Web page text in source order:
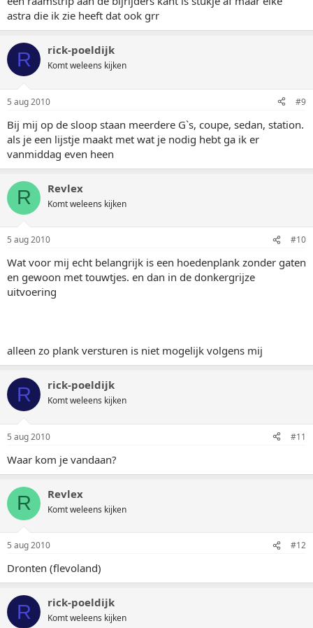
astra die ik zie heeft dat ook grr
R rick-poeldijk
Komt weleens kijken
5 aug 2010 #9
Bij mij op de sloop staan meerdere G`s, coupe, sedan, station.
als je een lijstje maakt met wat je nodig hebt ga ik er
vanmiddag even heen
R Revlex
Komt weleens kijken
5 aug 2010 #10
Wat voor mij echt belangrijk is een hoedenplank zonder gaten
en gewoon met touwtjes. en dan in de donkergrijze
uitvoering
alleen zo plank versturen is niet mogelijk volgens mij
R rick-poeldijk
Komt weleens kijken
5 aug 2010 #11
Waar kom je vandaan?
R Revlex
Komt weleens kijken
5 aug 2010 #12
Dronten (flevoland)
R rick-poeldijk
Komt weleens kijken